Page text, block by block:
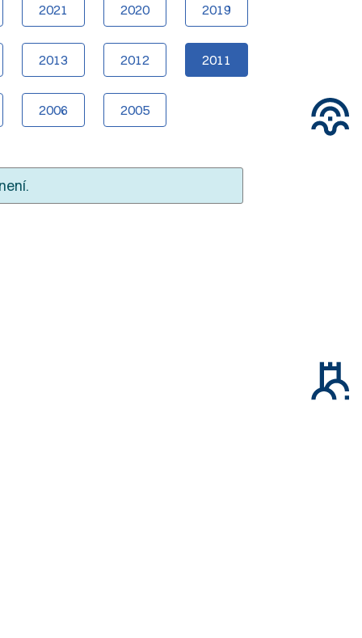
2021 2020 2019
2013 2012 2011
2006 2005